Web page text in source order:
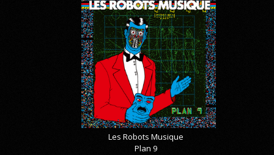
Les Robots Musique
Plan 9